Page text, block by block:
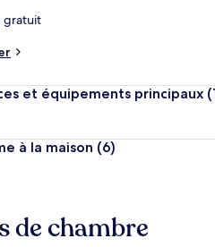
gratuit
et équipements principaux
à la maison (6)
de chambre